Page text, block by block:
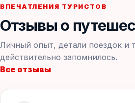
ВПЕЧАТЛЕНИЯ ТУРИСТОВ
Отзывы о
Личный опыт, детали поездок и
действительно запомнилось.
Все отзывы